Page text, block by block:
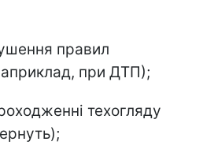
правил
при ДТП);
техогляду